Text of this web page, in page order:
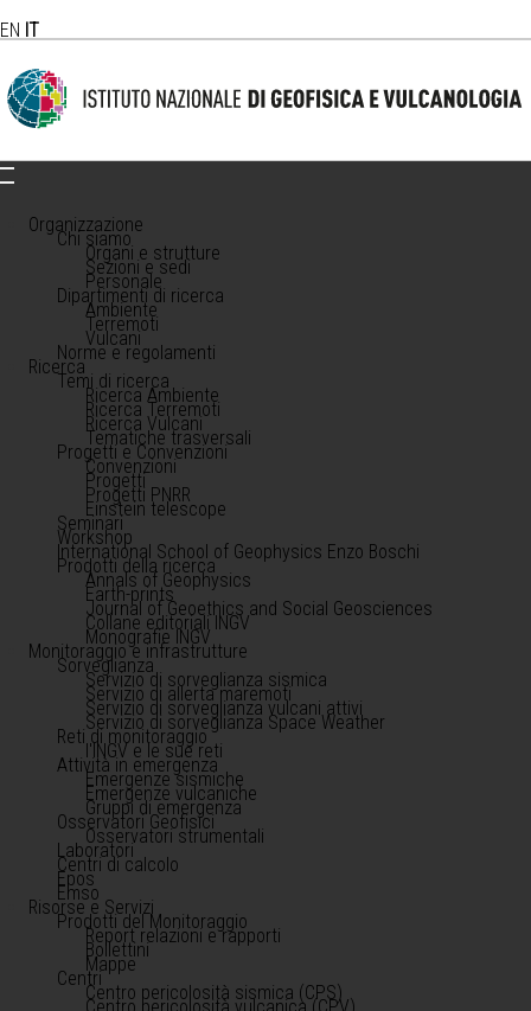
EN IT
Organizzazione
Chi siamo
Organi e strutture
Sezioni e sedi
Personale
Dipartimenti di ricerca
Ambiente
Terremoti
Vulcani
Norme e regolamenti
Ricerca
Temi di ricerca
Ricerca Ambiente
Ricerca Terremoti
Ricerca Vulcani
Tematiche trasversali
Progetti e Convenzioni
Convenzioni
Progetti
Progetti PNRR
Einstein telescope
Seminari
Workshop
International School of Geophysics Enzo Boschi
Prodotti della ricerca
Annals of Geophysics
Earth-prints
Journal of Geoethics and Social Geosciences
Collane editoriali INGV
Monografie INGV
Monitoraggio e infrastrutture
Sorveglianza
Servizio di sorveglianza sismica
Servizio di allerta maremoti
Servizio di sorveglianza vulcani attivi
Servizio di sorveglianza Space Weather
Reti di monitoraggio
l'INGV e le sue reti
Attività in emergenza
Emergenze sismiche
Emergenze vulcaniche
Gruppi di emergenza
Osservatori Geofisici
Osservatori strumentali
Laboratori
Centri di calcolo
Epos
Emso
Risorse e Servizi
Prodotti del Monitoraggio
Report relazioni e rapporti
Bollettini
Mappe
Centri
Centro pericolosità sismica (CPS)
Centro pericolosità vulcanica (CPV)